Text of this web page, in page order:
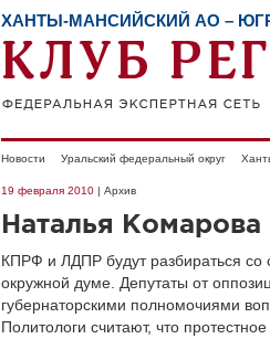
ХАНТЫ-МАНСИЙСКИЙ АО –
Новости Уральский федеральный округ
19 февраля 2010 | Архив
Наталья
КПРФ и ЛДПР будут разбираться
окружной думе. Депутаты от
губернаторскими полномочиями
Политологи считают, что